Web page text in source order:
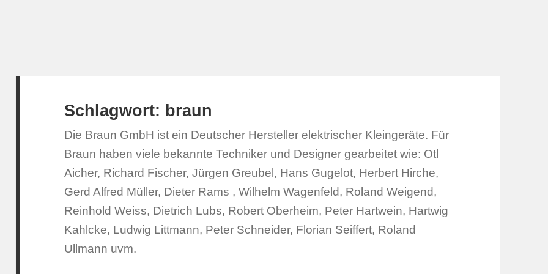
Schlagwort: braun
Die Braun GmbH ist ein Deutscher Hersteller elektrischer Kleingeräte. Für
Braun haben viele bekannte Techniker und Designer gearbeitet wie: Otl
Aicher, Richard Fischer, Jürgen Greubel, Hans Gugelot, Herbert Hirche,
Gerd Alfred Müller, Dieter Rams , Wilhelm Wagenfeld, Roland Weigend,
Reinhold Weiss, Dietrich Lubs, Robert Oberheim, Peter Hartwein, Hartwig
Kahlcke, Ludwig Littmann, Peter Schneider, Florian Seiffert, Roland
Ullmann uvm.